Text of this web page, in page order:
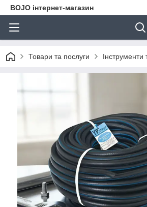
BOJO інтернет-магазин
Товари та послуги Інструменти